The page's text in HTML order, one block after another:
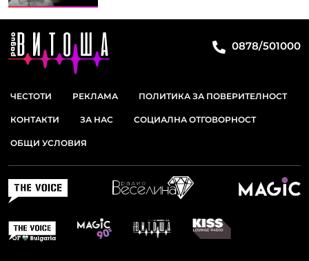
0878/501000
ЧЕСТОТИ РЕКЛАМА ПОЛИТИКА ЗА ПОВЕРИТЕЛНОСТ
КОНТАКТИ ЗА НАС СОЦИАЛНА ОТГОВОРНОСТ
ОБЩИ УСЛОВИЯ